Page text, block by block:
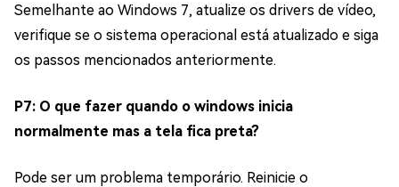
Semelhante ao Windows 7, atualize os drivers de vídeo,
verifique se o sistema operacional está atualizado e siga
os passos mencionados anteriormente.
P7: O que fazer quando o windows inicia
normalmente mas a tela fica preta?
Pode ser um problema temporário. Reinicie o